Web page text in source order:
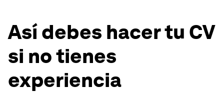
Así debes hacer tu CV
si no tienes
experiencia